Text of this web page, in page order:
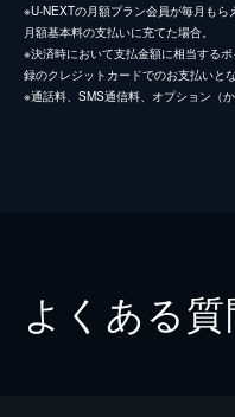
※U-NEXTの月額プラン会員が毎月も
月額基本料の支払いに充てた場合。
※決済時において支払金額に相当する
録のクレジットカードでのお支払いとな
※通話料、SMS通信料、オプション（
よくある質